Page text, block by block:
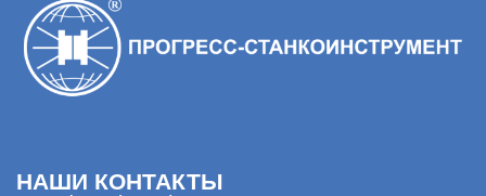
НАШИ КОНТАКТЫ